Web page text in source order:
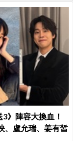
》陣容大換血！
、盧允瑞、姜有皙